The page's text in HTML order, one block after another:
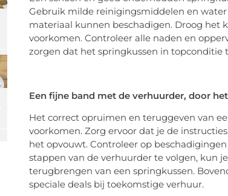
Gebruik milde reinigingsmiddelen en
materiaal kunnen beschadigen. Droog het
voorkomen. Controleer alle naden en
zorgen dat het springkussen in topconditie
Een fijne band met de verhuurder, door
Het correct opruimen en teruggeven van
voorkomen. Zorg ervoor dat je de
het opvouwt. Controleer op
stappen van de verhuurder te volgen, kun
terugbrengen van een springkussen.
speciale deals bij toekomstige verhuur.